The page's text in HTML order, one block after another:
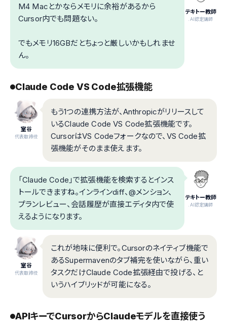
テキトー教師
.AI認定講師
M4 Macとかならメモリに余裕があるから
Cursor内でも問題ない。
でもメモリ16GBだとちょっと厳しいかもしれませ
ん。
Claude Code VS Code拡張機能
室谷
代表取締役
もう1つの連携方法が、Anthropicがリリースして
いるClaude Code VS Code拡張機能です。
CursorはVS Codeフォークなので、VS Code拡
張機能がそのまま使えます。
テキトー教師
.AI認定講師
「Claude Code」で拡張機能を検索するとインス
トールできますね。インラインdiff、@メンション、
プランレビュー、会話履歴が直接エディタ内で使
えるようになります。
室谷
代表取締役
これが地味に便利で。Cursorのネイティブ機能で
あるSupermavenのタブ補完を使いながら、重い
タスクだけClaude Code拡張経由で投げる、と
いうハイブリッドが可能になる。
APIキーでCursorからClaudeモデルを直接使う